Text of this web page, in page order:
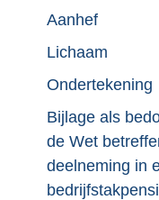
van:
Aanhef
Lichaam
Ondertekening
Bijlage als
de Wet
deelneming in